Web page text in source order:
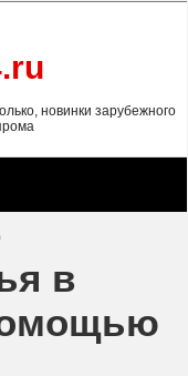
новинки зарубежного
в